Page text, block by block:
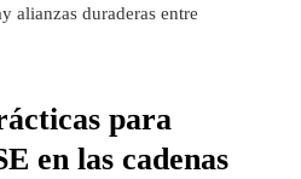
alianzas duraderas entre
para
en las cadenas